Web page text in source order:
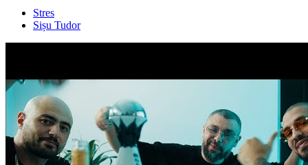
Stres
Sișu Tudor